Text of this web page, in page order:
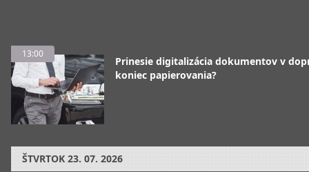
13:00
Prinesie digitalizácia dokumentov v
koniec papierovania?
ŠTVRTOK 23. 07. 2026